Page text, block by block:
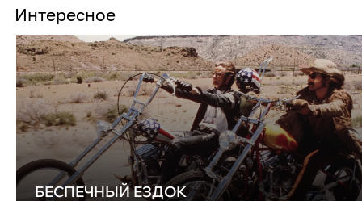
Интересное
БЕСПЕЧНЫЙ ЕЗДОК